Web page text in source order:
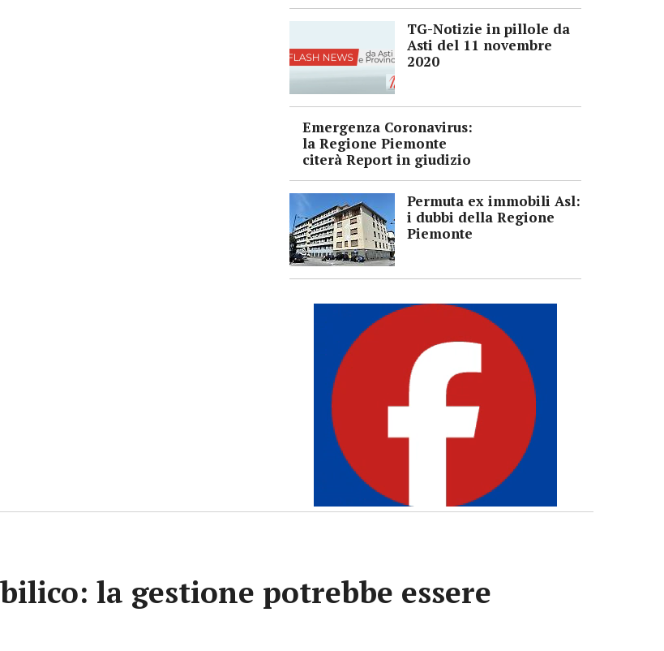
TG-Notizie in pillole da
Asti del 11 novembre
2020
Emergenza Coronavirus:
la Regione Piemonte
citerà Report in giudizio
Permuta ex immobili Asl:
i dubbi della Regione
Piemonte
la gestione potrebbe essere